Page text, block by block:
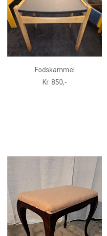
Fodskammel
Kr. 850,-